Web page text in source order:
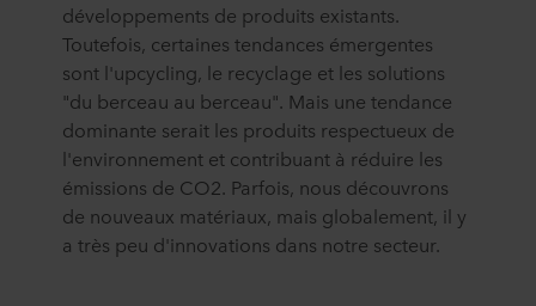
développements de produits existants.
Toutefois, certaines tendances émergentes
sont l'upcycling, le recyclage et les solutions
"du berceau au berceau". Mais une tendance
dominante serait les produits respectueux de
l'environnement et contribuant à réduire les
émissions de CO2. Parfois, nous découvrons
de nouveaux matériaux, mais globalement, il y
a très peu d'innovations dans notre secteur.